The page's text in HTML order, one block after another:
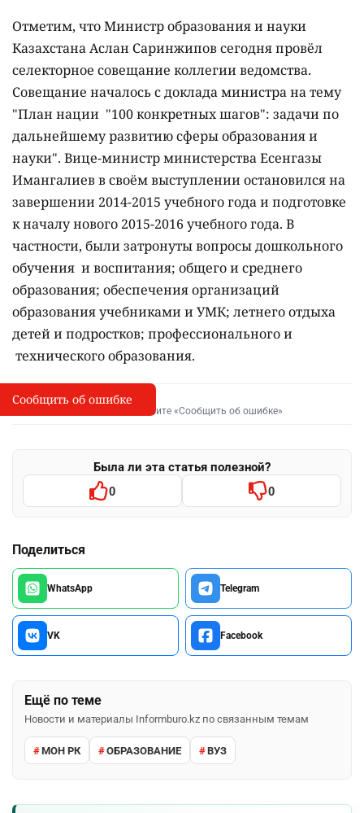
Отметим, что Министр образования и науки
Казахстана Аслан Саринжипов сегодня провёл
селекторное совещание коллегии ведомства.
Совещание началось с доклада министра на тему
"План нации "100 конкретных шагов": задачи по
дальнейшему развитию сферы образования и
науки". Вице-министр министерства Есенгазы
Имангалиев в своём выступлении остановился на
завершении 2014-2015 учебного года и подготовке
к началу нового 2015-2016 учебного года. В
частности, были затронуты вопросы дошкольного
обучения и воспитания; общего и среднего
образования; обеспечения организаций
образования учебниками и УМК; летнего отдыха
детей и подростков; профессионального и
технического образования.
I
Сообщить об опечатке
Выделите фрагмент и нажмите «Сообщить об ошибке»
Была ли эта статья полезной?
0 0
Поделиться
WhatsApp Telegram
VK Facebook
Ещё по теме
Новости и материалы Informburo.kz по связанным темам
МОН РК ОБРАЗОВАНИЕ ВУЗ
Сообщить об ошибке